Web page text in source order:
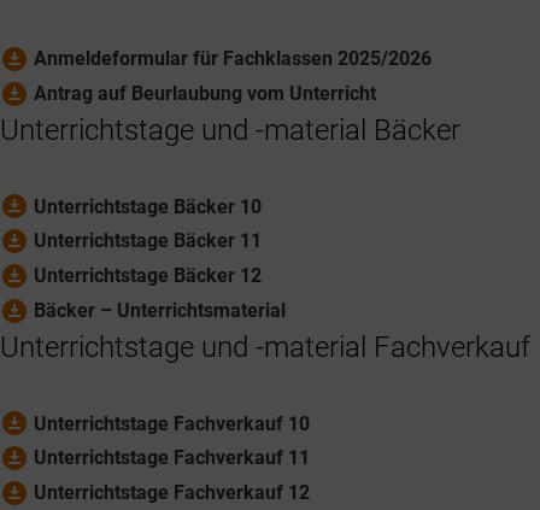
download_for_offline Anmeldeformular für Fachklassen 2025/2026
download_for_offline Antrag auf Beurlaubung vom Unterricht
Unterrichtstage und -material Bäcker
download_for_offline Unterrichtstage Bäcker 10
download_for_offline Unterrichtstage Bäcker 11
download_for_offline Unterrichtstage Bäcker 12
download_for_offline Bäcker – Unterrichtsmaterial
Unterrichtstage und -material Fachverkauf
download_for_offline Unterrichtstage Fachverkauf 10
download_for_offline Unterrichtstage Fachverkauf 11
download_for_offline Unterrichtstage Fachverkauf 12